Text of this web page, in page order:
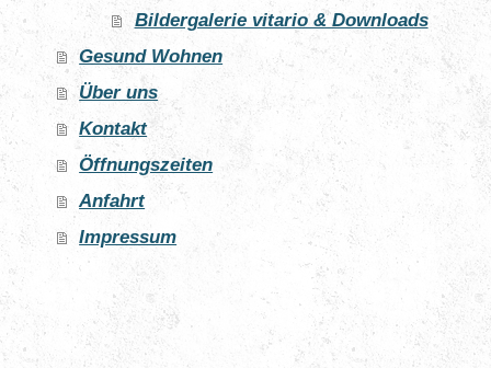
Bildergalerie vitario & Downloads
Gesund Wohnen
Über uns
Kontakt
Öffnungszeiten
Anfahrt
Impressum